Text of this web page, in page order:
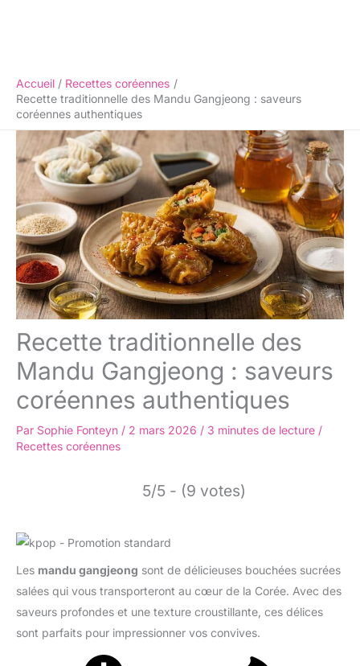
Accueil
Recettes coréennes
Recette traditionnelle des Mandu Gangjeong : saveurs
coréennes authentiques
Recette traditionnelle des
Mandu Gangjeong : saveurs
coréennes authentiques
Par Sophie Fonteyn / 2 mars 2026 / 3 minutes de lecture /
Recettes coréennes
5/5 - (9 votes)
Les mandu gangjeong sont de délicieuses bouchées sucrées
salées qui vous transporteront au cœur de la Corée. Avec des
saveurs profondes et une texture croustillante, ces délices
sont parfaits pour impressionner vos convives.